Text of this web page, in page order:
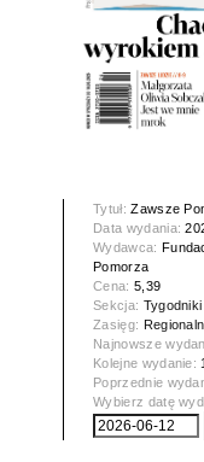
Tytuł:Zawsze
Data wydania:
Wydawca:
Pomorza
Cena: 5,39
Sekcja: Tygodniki
Zasięg:
Najnowsze
Kolejne wydanie:
Poprzednie
Wybierz datę